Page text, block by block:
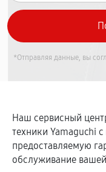
*Отправляя данные, вы
Наш сервисный
техники Yamaguchi
предоставляемую
обслуживание